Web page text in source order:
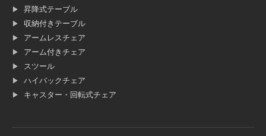
昇降式テーブル
収納付きテーブル
アームレスチェア
アーム付きチェア
スツール
ハイバックチェア
キャスター・回転式チェア